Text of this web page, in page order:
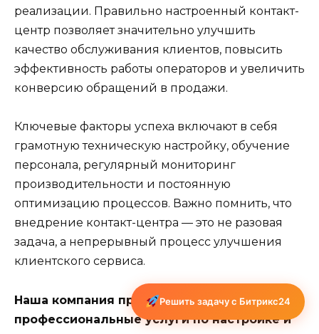
реализации. Правильно настроенный контакт-
центр позволяет значительно улучшить
качество обслуживания клиентов, повысить
эффективность работы операторов и увеличить
конверсию обращений в продажи.
Ключевые факторы успеха включают в себя
грамотную техническую настройку, обучение
персонала, регулярный мониторинг
производительности и постоянную
оптимизацию процессов. Важно помнить, что
внедрение контакт-центра — это не разовая
задача, а непрерывный процесс улучшения
клиентского сервиса.
Наша компания предоставляет
профессиональные услуги по настройке и
Решить задачу с Битрикс24